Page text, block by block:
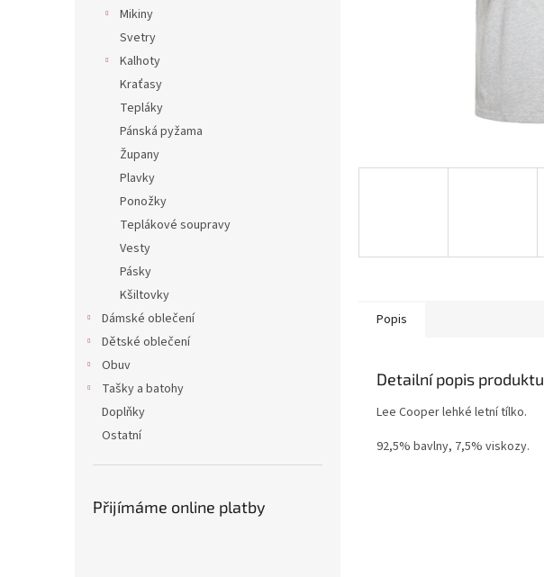
Mikiny
Svetry
Kalhoty
Kraťasy
Tepláky
Pánská pyžama
Župany
Plavky
Ponožky
Teplákové soupravy
Vesty
Pásky
Kšiltovky
Dámské oblečení
Dětské oblečení
Obuv
Tašky a batohy
Doplňky
Ostatní
Přijímáme online platby
Popis
Detailní popis produktu
Lee Cooper lehké letní tílko.
92,5% bavlny, 7,5% viskozy.